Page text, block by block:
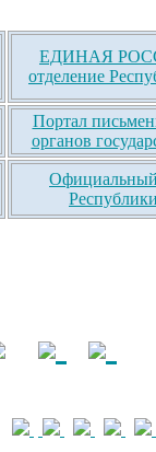
ЕДИНАЯ
отделение
Портал
органов
Официальный